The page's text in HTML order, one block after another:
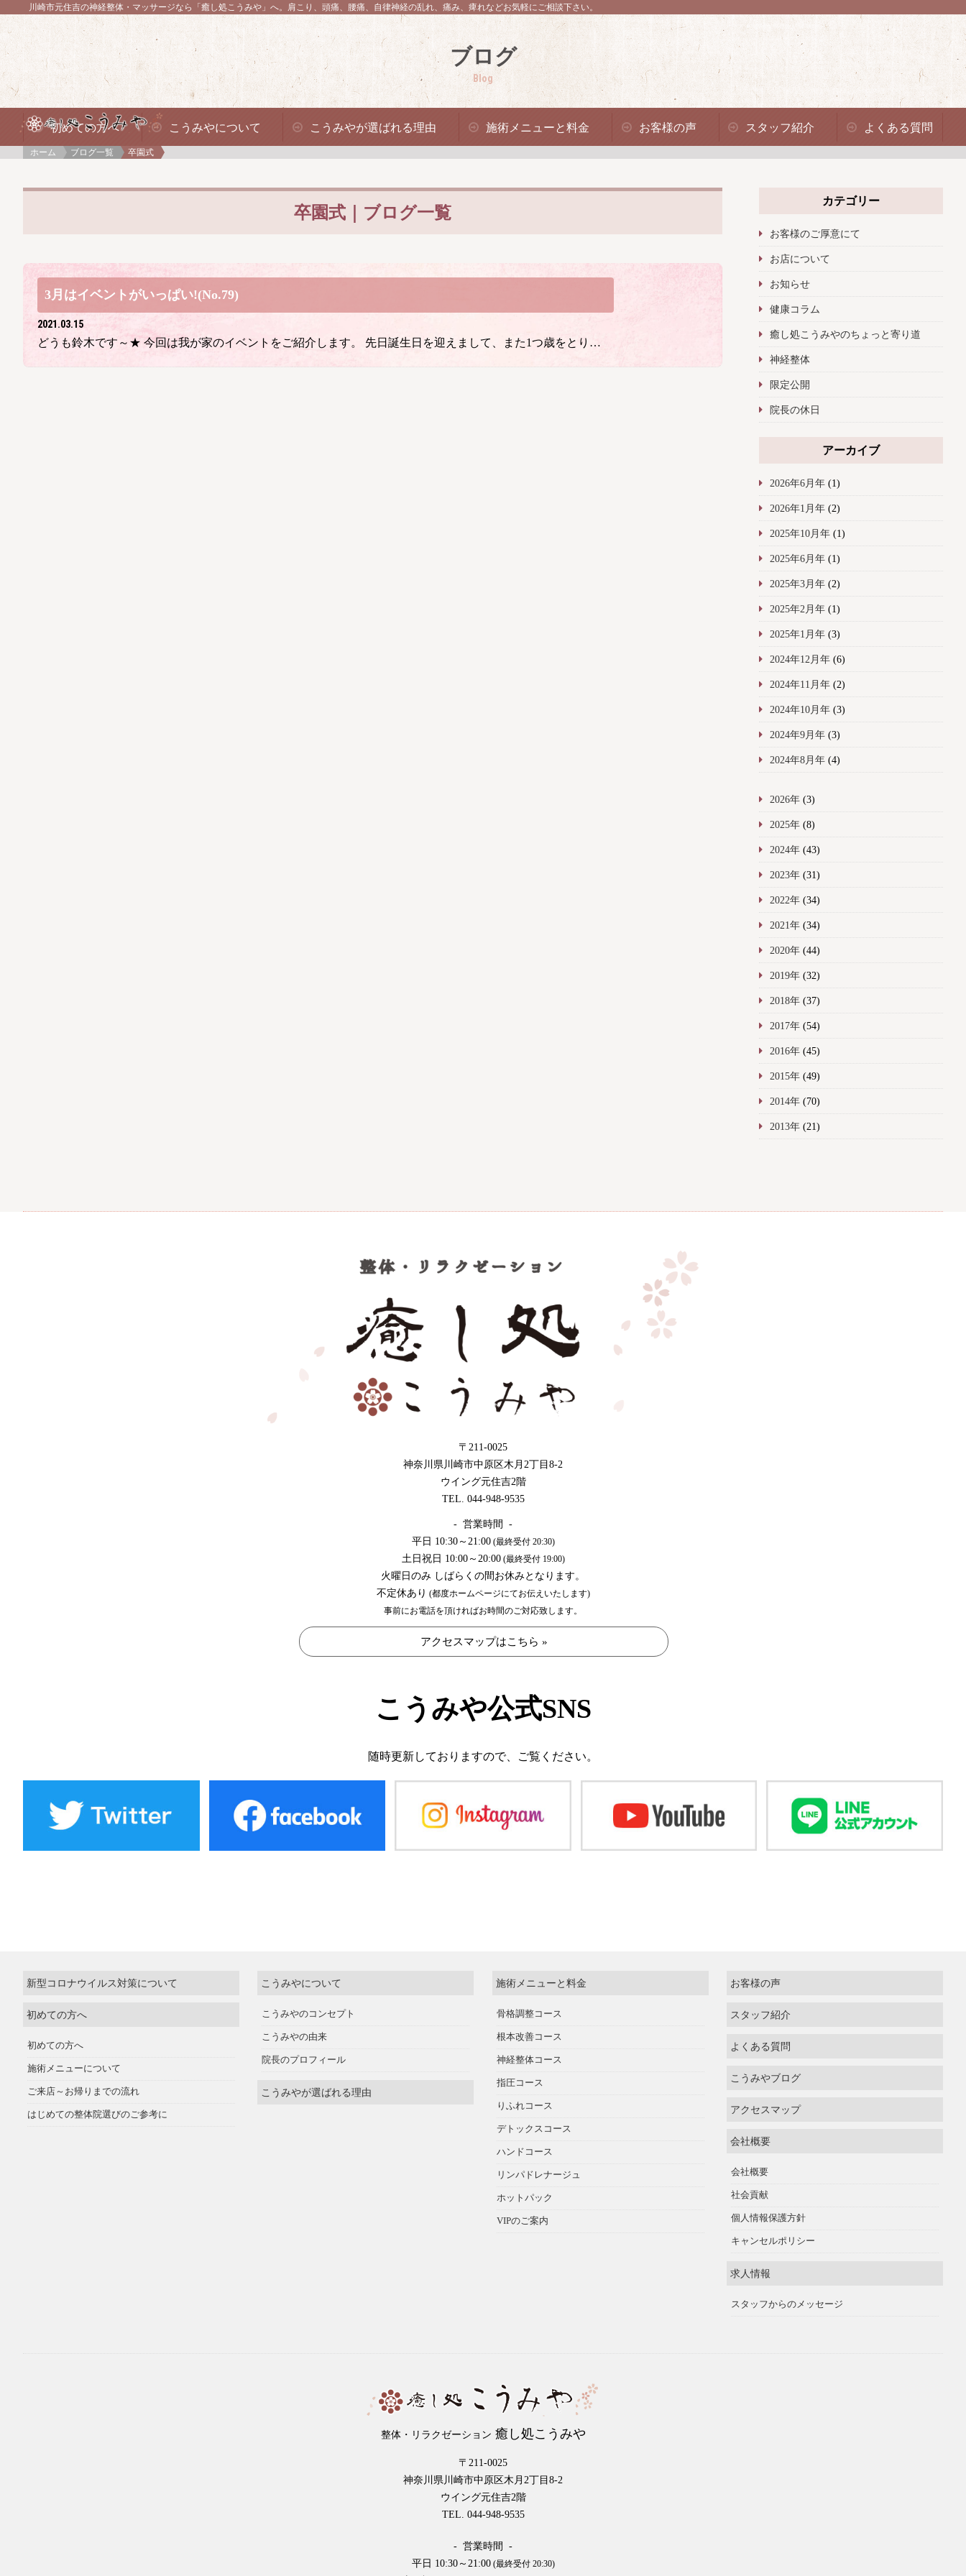
川崎市元住吉の神経整体・マッサージなら「癒し処こうみや」へ。 肩こり、頭痛、腰痛、自律神経の乱れ、痛み、痺れなどお気軽にご相談下さい。
ブログ
Blog
初めての方へ こうみやについて こうみやが選ばれる理由 施術メニューと料金 お客様の声 スタッフ紹介 よくある質問
ホーム ブログ一覧 卒園式
卒園式｜ブログ一覧
3月はイベントがいっぱい!(No.79)
2021.03.15
どうも鈴木です～★ 今回は我が家のイベントをご紹介します。 先日誕生日を迎えまして、また1つ歳をとり…
カテゴリー
お客様のご厚意にて
お店について
お知らせ
健康コラム
癒し処こうみやのちょっと寄り道
神経整体
限定公開
院長の休日
アーカイブ
2026年6月年(1)
2026年1月年(2)
2025年10月年(1)
2025年6月年(1)
2025年3月年(2)
2025年2月年(1)
2025年1月年(3)
2024年12月年(6)
2024年11月年(2)
2024年10月年(3)
2024年9月年(3)
2024年8月年(4)
2026年(3)
2025年(8)
2024年(43)
2023年(31)
2022年(34)
2021年(34)
2020年(44)
2019年(32)
2018年(37)
2017年(54)
2016年(45)
2015年(49)
2014年(70)
2013年(21)
〒211-0025
神奈川県川崎市中原区木月2丁目8-2
ウイング元住吉2階
TEL. 044-948-9535
- 営業時間 -
平日 10:30～21:00(最終受付 20:30)
土日祝日 10:00～20:00(最終受付 19:00)
火曜日のみ しばらくの間お休みとなります。
不定休あり (都度ホームページにてお伝えいたします)
事前にお電話を頂ければお時間のご対応致します。
アクセスマップはこちら »
こうみや公式SNS
随時更新しておりますので、 ご覧ください。
新型コロナウイルス対策について
初めての方へ
初めての方へ
施術メニューについて
ご来店～お帰りまでの流れ
はじめての整体院選びのご参考に
こうみやについて
こうみやのコンセプト
こうみやの由来
院長のプロフィール
こうみやが選ばれる理由
施術メニューと料金
骨格調整コース
根本改善コース
神経整体コース
指圧コース
りふれコース
デトックスコース
ハンドコース
リンパドレナージュ
ホットパック
VIPのご案内
お客様の声
スタッフ紹介
よくある質問
こうみやブログ
アクセスマップ
会社概要
会社概要
社会貢献
個人情報保護方針
キャンセルポリシー
求人情報
スタッフからのメッセージ
整体・リラクゼーション 癒し処こうみや
〒211-0025
神奈川県川崎市中原区木月2丁目8-2
ウイング元住吉2階
TEL. 044-948-9535
- 営業時間 -
平日 10:30～21:00(最終受付 20:30)